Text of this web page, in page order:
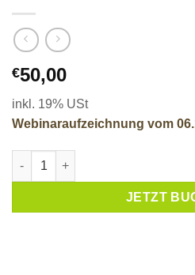
€50,00
inkl. 19% USt
Webinaraufzeichnung vom
Rationsberechnung mit
JETZT